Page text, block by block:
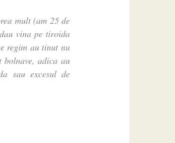
mult (am 25 de
vina pe tiroida
regim au tinut nu
bolnave, adica au
sau excesul de